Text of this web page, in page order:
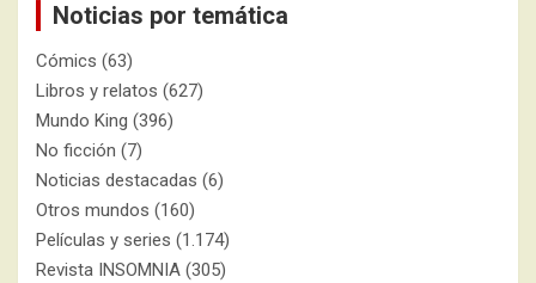
Noticias por temática
Cómics (63)
Libros y relatos (627)
Mundo King (396)
No ficción (7)
Noticias destacadas (6)
Otros mundos (160)
Películas y series (1.174)
Revista INSOMNIA (305)